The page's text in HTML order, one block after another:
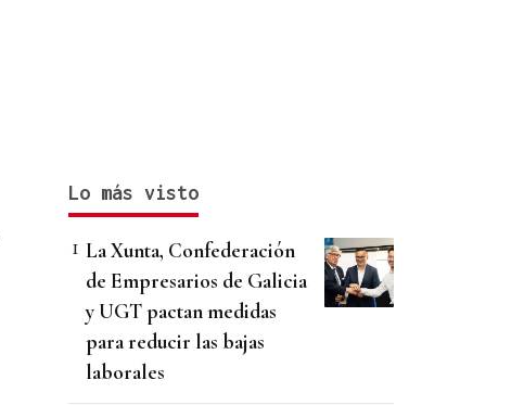
Lo más visto
La Xunta, Confederación
de Empresarios de Galicia
y UGT pactan medidas
para reducir las bajas
laborales